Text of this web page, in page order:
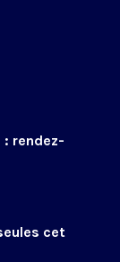
: rendez-
cet